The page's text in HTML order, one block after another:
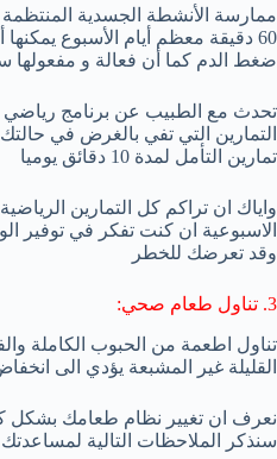
60 دقيقة معظم أيام الأسبوع
ضغط الدم كما أن فعالة و مفعولها
تحدث مع الطبيب عن برنامج رياضي
التمارين التي تفي بالغرض في
تمارين التأمل لمدة 10 دقائق يوميا
واياك ان تراكم كل التمارين
الاسبوعية ان كنت تفكر في توفير
وقد تعرضك للخطر
3. تناول طعام صحي:
تناول اطعمة من الحبوب الكاملة
القليلة غير المشبعة يؤدي الى
نعرف ان تغيير نظام طعامك
سنذكر الملاحظات التالية لمساعدتك